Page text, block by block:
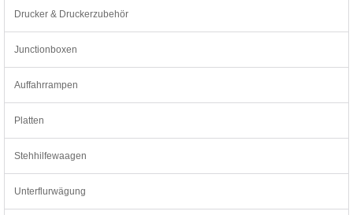
Drucker & Druckerzubehör
Junctionboxen
Auffahrrampen
Platten
Stehhilfewaagen
Unterflurwägung